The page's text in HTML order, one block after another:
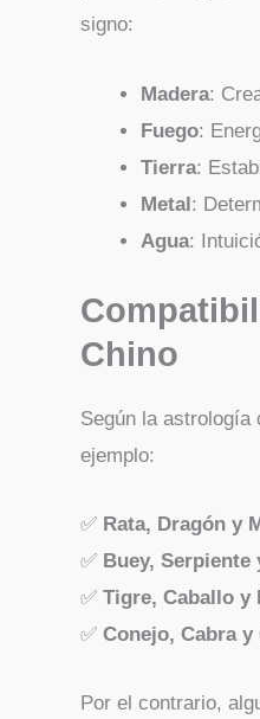
signo:
Madera:
Fuego:
Tierra:
Metal:
Agua:
Chino
Según la
ejemplo:
✅ Rata, Dragón y
✅ Buey, Serpiente
✅Tigre, Caballo y
✅Conejo, Cabra y
Por el contrario,